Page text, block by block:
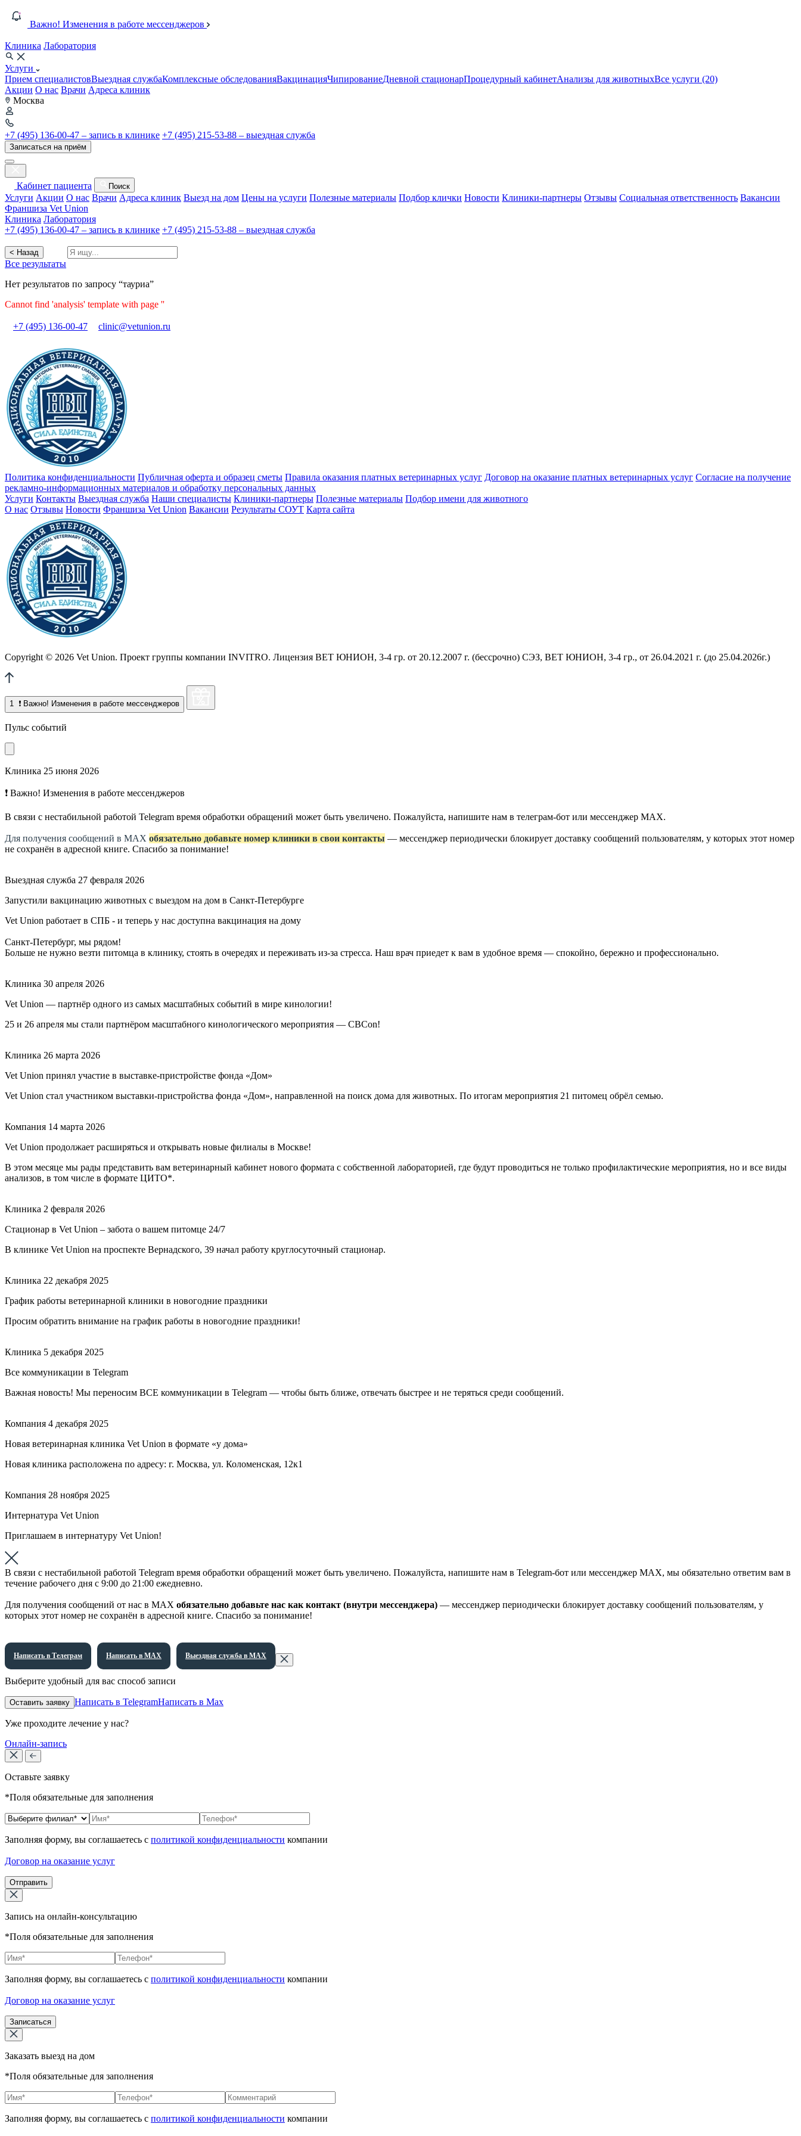
Важно! Изменения в работе мессенджеров
Клиника Лаборатория
Услуги
Прием специалистовВыездная службаКомплексные обследованияВакцинацияЧипированиеДневной стационарПроцедурный кабинетАнализы для животныхВсе услуги (20)
Акции О нас Врачи Адреса клиник
Москва
+7 (495) 136-00-47 – запись в клинике +7 (495) 215-53-88 – выездная служба
Записаться на приём
Кабинет пациента Поиск
Услуги Акции О нас Врачи Адреса клиник Выезд на дом Цены на услуги Полезные материалы Подбор клички Новости Клиники-партнеры Отзывы Социальная ответственность Вакансии
Франшиза Vet Union
Клиника Лаборатория
+7 (495) 136-00-47 – запись в клинике +7 (495) 215-53-88 – выездная служба
< Назад
Все результаты
Нет результатов по запросу “тауриа”
Cannot find 'analysis' template with page ''
+7 (495) 136-00-47 clinic@vetunion.ru
Политика конфиденциальности Публичная оферта и образец сметы Правила оказания платных ветеринарных услуг Договор на оказание платных ветеринарных услуг Cогласие на получение
рекламно-информационных материалов и обработку персональных данных
Услуги Контакты Выездная служба Наши специалисты Клиники-партнеры Полезные материалы Подбор имени для животного
О нас Отзывы Новости Франшиза Vet Union Вакансии Результаты СОУТ Карта сайта
Copyright © 2026 Vet Union. Проект группы компании INVITRO. Лицензия ВЕТ ЮНИОН, 3-4 гр. от 20.12.2007 г. (бессрочно) СЭЗ, ВЕТ ЮНИОН, 3-4 гр., от 26.04.2021 г. (до 25.04.2026г.)
1 ❗ Важно! Изменения в работе мессенджеров
Пульс событий
Клиника 25 июня 2026
❗ Важно! Изменения в работе мессенджеров
В связи с нестабильной работой Telegram время обработки обращений может быть увеличено. Пожалуйста, напишите нам в телеграм-бот или мессенджер МАХ.
Для получения сообщений в МАХ обязательно добавьте номер клиники в свои контакты — мессенджер периодически блокирует доставку сообщений пользователям, у которых этот номер
не сохранён в адресной книге. Спасибо за понимание!
Выездная служба 27 февраля 2026
Запустили вакцинацию животных с выездом на дом в Санкт-Петербурге
Vet Union работает в СПБ - и теперь у нас доступна вакцинация на дому
Санкт-Петербург, мы рядом!
Больше не нужно везти питомца в клинику, стоять в очередях и переживать из-за стресса. Наш врач приедет к вам в удобное время — спокойно, бережно и профессионально.
Клиника 30 апреля 2026
Vet Union — партнёр одного из самых масштабных событий в мире кинологии!
25 и 26 апреля мы стали партнёром масштабного кинологического мероприятия — CBCon!
Клиника 26 марта 2026
Vet Union принял участие в выставке-пристройстве фонда «Дом»
Vet Union стал участником выставки-пристройства фонда «Дом», направленной на поиск дома для животных. По итогам мероприятия 21 питомец обрёл семью.
Компания 14 марта 2026
Vet Union продолжает расширяться и открывать новые филиалы в Москве!
В этом месяце мы рады представить вам ветеринарный кабинет нового формата с собственной лабораторией, где будут проводиться не только профилактические мероприятия, но и все виды
анализов, в том числе в формате ЦИТО*.
Клиника 2 февраля 2026
Стационар в Vet Union – забота о вашем питомце 24/7
В клинике Vet Union на проспекте Вернадского, 39 начал работу круглосуточный стационар.
Клиника 22 декабря 2025
График работы ветеринарной клиники в новогодние праздники
Просим обратить внимание на график работы в новогодние праздники!
Клиника 5 декабря 2025
Все коммуникации в Telegram
Важная новость! Мы переносим ВСЕ коммуникации в Telegram — чтобы быть ближе, отвечать быстрее и не теряться среди сообщений.
Компания 4 декабря 2025
Новая ветеринарная клиника Vet Union в формате «у дома»
Новая клиника расположена по адресу: г. Москва, ул. Коломенская, 12к1
Компания 28 ноября 2025
Интернатура Vet Union
Приглашаем в интернатуру Vet Union!
В связи с нестабильной работой Telegram время обработки обращений может быть увеличено. Пожалуйста, напишите нам в Telegram-бот или мессенджер МАХ, мы обязательно ответим вам в
течение рабочего дня с 9:00 до 21:00 ежедневно.
Для получения сообщений от нас в МАХ обязательно добавьте нас как контакт (внутри мессенджера) — мессенджер периодически блокирует доставку сообщений пользователям, у
которых этот номер не сохранён в адресной книге. Спасибо за понимание!
Написать в Телеграм Написать в МАХ Выездная служба в МАХ
Выберите удобный для вас способ записи
Оставить заявку Написать в TelegramНаписать в Max
Уже проходите лечение у нас?
Онлайн-запись
Оставьте заявку
*Поля обязательные для заполнения
Заполняя форму, вы соглашаетесь с политикой конфиденциальности компании
Договор на оказание услуг
Отправить
Запись на онлайн-консультацию
*Поля обязательные для заполнения
Заполняя форму, вы соглашаетесь с политикой конфиденциальности компании
Договор на оказание услуг
Записаться
Заказать выезд на дом
*Поля обязательные для заполнения
Заполняя форму, вы соглашаетесь с политикой конфиденциальности компании